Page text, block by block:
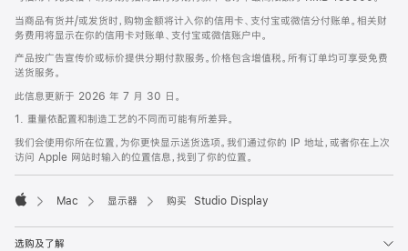
当商品有货并/或发货时，购物金额将计入你的信用卡、支付宝或微信分付账单。相关财
务费用将显示在你的信用卡对账单、支付宝或微信账户中。
产品按广告宣传价或标价提供分期付款服务。价格包含增值税。所有订单均可享受免费
送货服务。
此信息更新于 2026 年 7 月 30 日。
1. 重量依配置和制造工艺的不同而可能有所差异。
我们会使用你所在位置，为你更快显示送货选项。我们通过你的 IP 地址，或者你在上次
访问 Apple 网站时输入的位置信息，找到了你的位置。
Mac 显示器 购买 Studio Display
选购及了解